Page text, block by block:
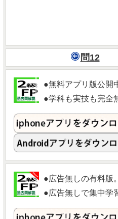
問12
●無料アプリ版公開
●学科も実技も完全
●広告無しの有料版。
●広告無しで集中学